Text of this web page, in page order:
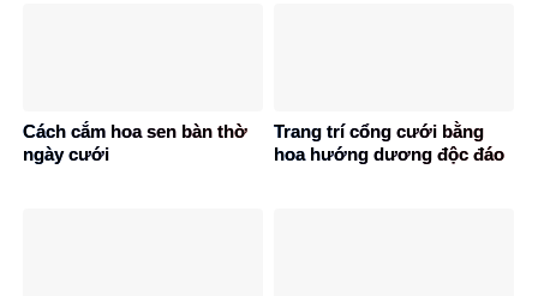
Cách cắm hoa sen bàn thờ
ngày cưới
Trang trí cổng cưới bằng
hoa hướng dương độc đáo